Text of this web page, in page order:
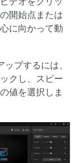
開始点または
に向かって動
プするには、
クし、スピー
値を選択しま